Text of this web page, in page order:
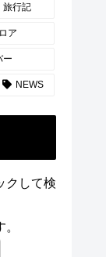
旅行記
ア
ー
NEWS
クして検